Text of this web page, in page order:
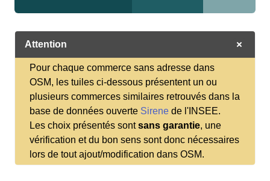
Attention
Pour chaque commerce sans adresse dans
OSM, les tuiles ci-dessous présentent un ou
plusieurs commerces similaires retrouvés dans la
base de données ouverte Sirene de l'INSEE.
Les choix présentés sontsans garantie, une
vérification et du bon sens sont donc nécessaires
lors de tout ajout/modification dans OSM.